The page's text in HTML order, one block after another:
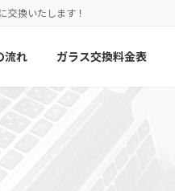
交換いたします！
流れ ガラス交換料金表